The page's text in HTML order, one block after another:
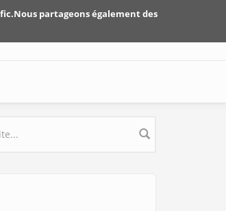
partageons également des